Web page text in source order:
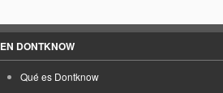
EN DONTKNOW
Qué es Dontknow